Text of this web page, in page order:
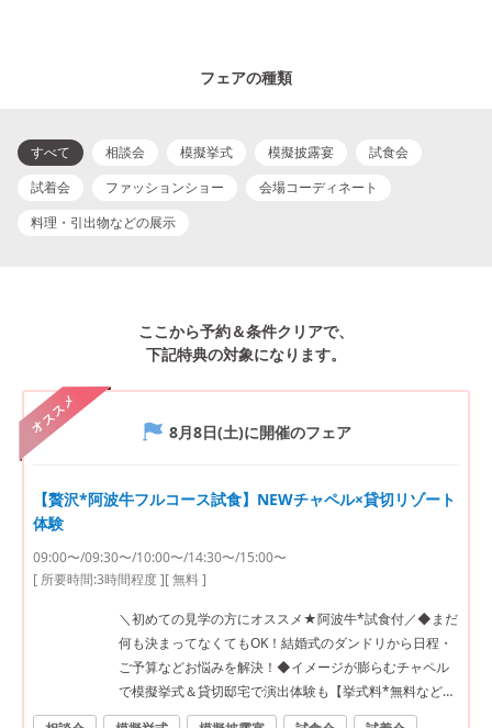
フェアの種類
すべて 相談会 模擬挙式 模擬披露宴
試食会
試着会
ファッションショー
会場コーディネート
料理・引出物などの展示
ここから予約＆条件クリアで、
下記特典の対象になります。
オススメ 8月8日(土)に開催のフェア
【贅沢*阿波牛フルコース試食】NEWチャペル×貸切リゾート
体験
09:00〜/09:30〜/10:00〜/14:30〜/15:00〜
[ 所要時間:3時間程度][ 無料 ]
＼初めての見学の方にオススメ★阿波牛*試食付／◆まだ
何も決まってなくてもOK！結婚式のダンドリから日程・
ご予算などお悩みを解決！◆イメージが膨らむチャペル
で模擬挙式＆貸切邸宅で演出体験も【挙式料*無料など最
大120万円優待】